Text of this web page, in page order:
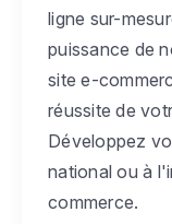
ligne sur-
puissance de
site e-
réussite de
Développez
national ou à
commerce.